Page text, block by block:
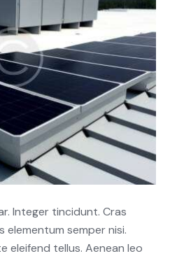
elementum semper nisi.
eleifend tellus. Aenean leo